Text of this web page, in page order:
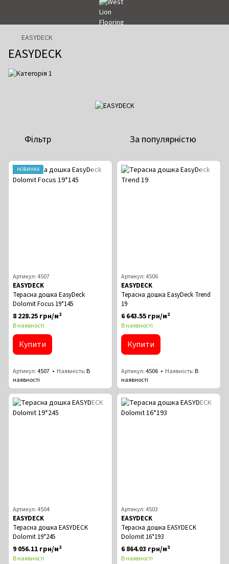
EASYDECK
EASYDECK
Фільтр За популярністю
НОВИНКА
Артикул: 4507
EASYDECK
Терасна дошка EasyDeck
Dolomit Focus 19*145
8 228.25 грн/м²
В наявності
Купити
Артикул 4507 Наявність В
наявності
Артикул: 4506
EASYDECK
Терасна дошка EasyDeck Trend
19
6 643.55 грн/м²
В наявності
Купити
Артикул 4506 Наявність В
наявності
Артикул: 4504
EASYDECK
Терасна дошка EASYDECK
Dolomit 19*245
9 056.11 грн/м²
В наявності
Артикул: 4503
EASYDECK
Терасна дошка EASYDECK
Dolomit 16*193
6 864.03 грн/м²
В наявності